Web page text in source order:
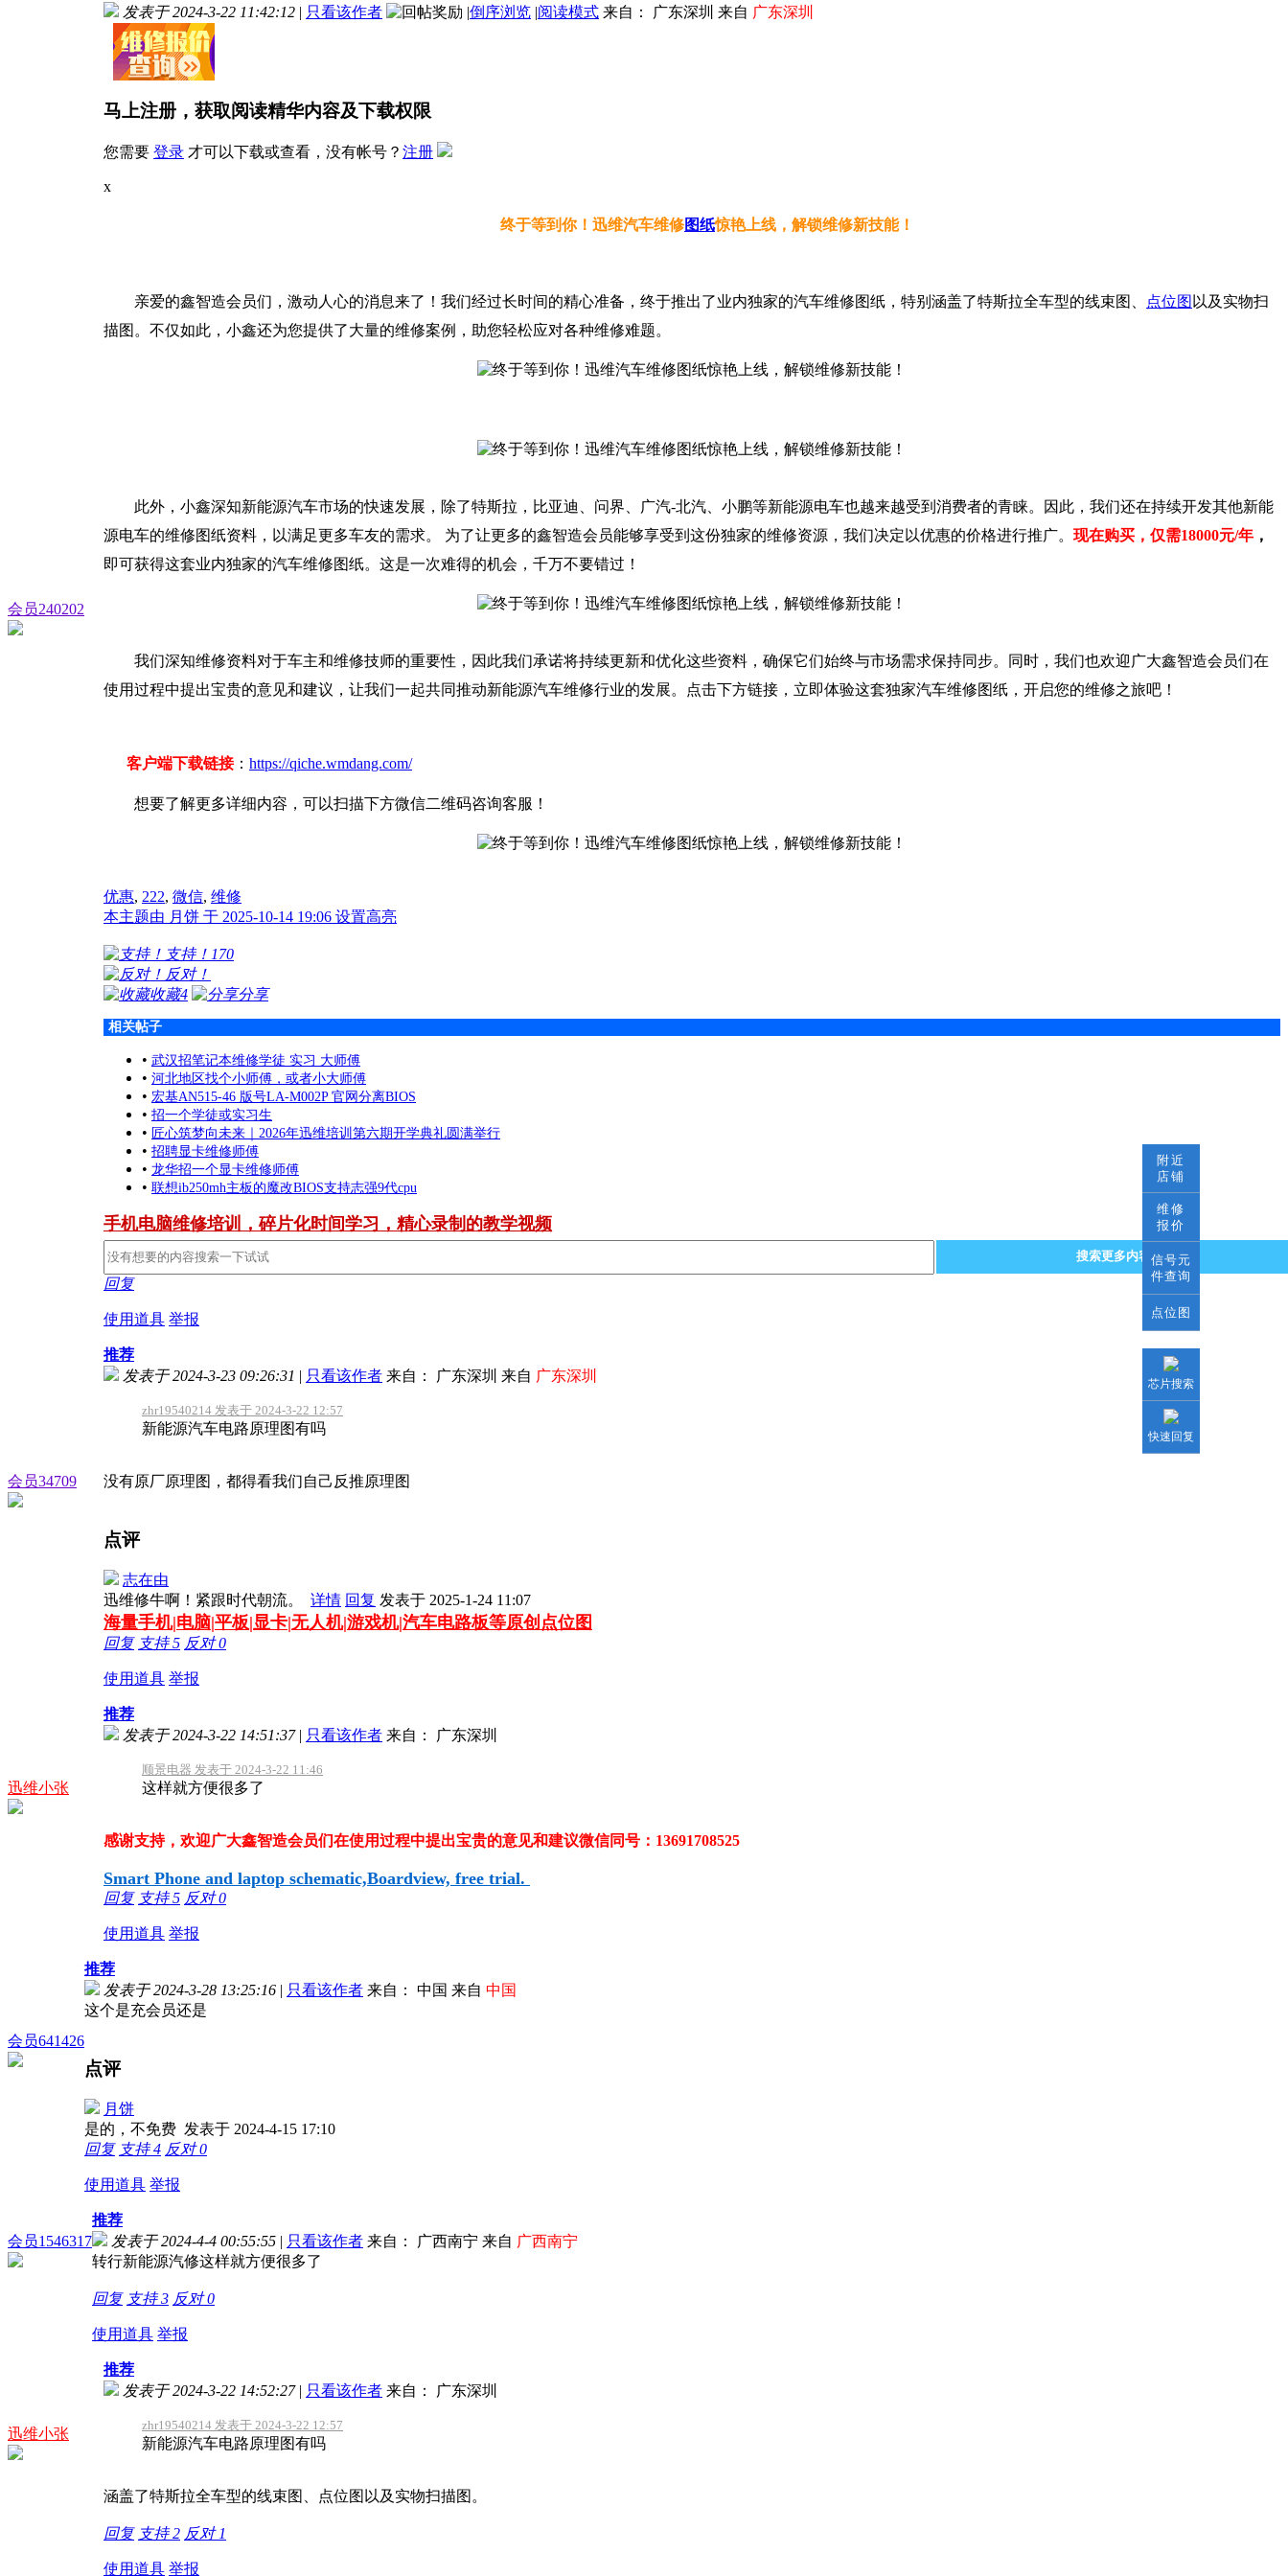
会员240202
发表于 2024-3-22 11:42:12 | 只看该作者 |倒序浏览 |阅读模式 来自： 广东深圳 来自 广东深圳
马上注册，获取阅读精华内容及下载权限
您需要 登录 才可以下载或查看，没有帐号？ 注册
x
终于等到你！迅维汽车维修图纸惊艳上线，解锁维修新技能！
亲爱的鑫智造会员们，激动人心的消息来了！我们经过长时间的精心准备，终于推出了业内独家的汽车维修图纸，特别涵盖了特斯拉全车型的线束图、 点位图 以及实物扫
描图。不仅如此，小鑫还为您提供了大量的维修案例，助您轻松应对各种维修难题。
此外，小鑫深知新能源汽车市场的快速发展，除了特斯拉，比亚迪、问界、广汽-北汽、小鹏等新能源电车也越来越受到消费者的青睐。因此，我们还在持续开发其他新能
源电车的维修图纸资料，以满足更多车友的需求。 为了让更多的鑫智造会员能够享受到这份独家的维修资源，我们决定以优惠的价格进行推广。 现在购买，仅需18000元/年 ，
即可获得这套业内独家的汽车维修图纸。这是一次难得的机会，千万不要错过！
我们深知维修资料对于车主和维修技师的重要性，因此我们承诺将持续更新和优化这些资料，确保它们始终与市场需求保持同步。同时，我们也欢迎广大鑫智造会员们在
使用过程中提出宝贵的意见和建议，让我们一起共同推动新能源汽车维修行业的发展。点击下方链接，立即体验这套独家汽车维修图纸，开启您的维修之旅吧！
客户端下载链接： https://qiche.wmdang.com/
想要了解更多详细内容，可以扫描下方微信二维码咨询客服！
优惠, 222, 微信, 维修
本主题由 月饼 于 2025-10-14 19:06 设置高亮
支持！ 170
反对！
收藏4 分享
相关帖子
• 武汉招笔记本维修学徒 实习 大师傅
• 河北地区找个小师傅，或者小大师傅
• 宏基AN515-46 版号LA-M002P 官网分离BIOS
• 招一个学徒或实习生
• 匠心筑梦向未来｜2026年迅维培训第六期开学典礼圆满举行
• 招聘显卡维修师傅
• 龙华招一个显卡维修师傅
• 联想ib250mh主板的魔改BIOS支持志强9代cpu
手机电脑维修培训，碎片化时间学习，精心录制的教学视频
搜索更多内容
回复
使用道具 举报
会员34709
推荐
发表于 2024-3-23 09:26:31 | 只看该作者 来自： 广东深圳 来自 广东深圳
zhr19540214 发表于 2024-3-22 12:57
新能源汽车电路原理图有吗
没有原厂原理图，都得看我们自己反推原理图
点评
志在由
迅维修牛啊！紧跟时代朝流。 详情 回复 发表于 2025-1-24 11:07
海量手机|电脑|平板|显卡|无人机|游戏机|汽车电路板等原创点位图
回复 支持5 反对0
使用道具 举报
迅维小张
推荐
发表于 2024-3-22 14:51:37 | 只看该作者 来自： 广东深圳
顺景电器 发表于 2024-3-22 11:46
这样就方便很多了
感谢支持，欢迎广大鑫智造会员们在使用过程中提出宝贵的意见和建议微信同号：13691708525
Smart Phone and laptop schematic,Boardview, free trial.
回复 支持5 反对0
使用道具 举报
会员641426
推荐
发表于 2024-3-28 13:25:16 | 只看该作者 来自： 中国 来自 中国
这个是充会员还是
点评
月饼
是的，不免费 发表于 2024-4-15 17:10
回复 支持4 反对0
使用道具 举报
会员1546317
推荐
发表于 2024-4-4 00:55:55 | 只看该作者 来自： 广西南宁 来自 广西南宁
转行新能源汽修这样就方便很多了
回复 支持3 反对0
使用道具 举报
迅维小张
推荐
发表于 2024-3-22 14:52:27 | 只看该作者 来自： 广东深圳
zhr19540214 发表于 2024-3-22 12:57
新能源汽车电路原理图有吗
涵盖了特斯拉全车型的线束图、点位图以及实物扫描图。
回复 支持2 反对 1
使用道具 举报
附近
店铺
维修
报价
信号元
件查询
点位图
芯片搜索
快速回复